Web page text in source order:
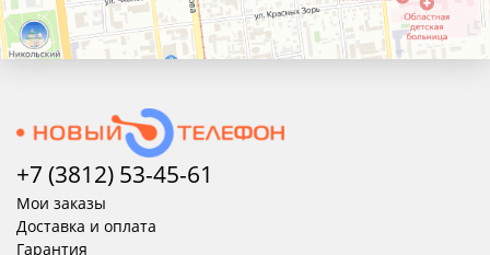
+7 (3812) 53-45-61
Мои заказы
Доставка и оплата
Гарантия